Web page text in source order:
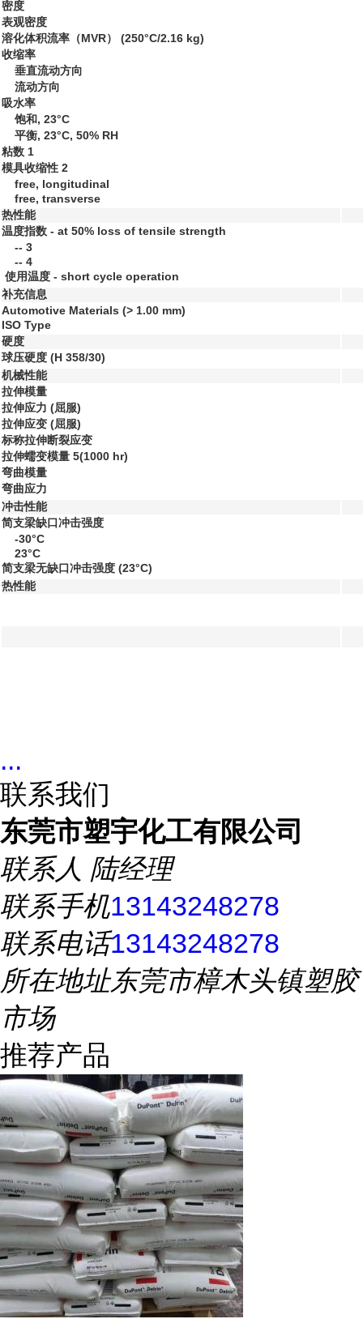
密度
表观密度
溶化体积流率（MVR） (250°C/2.16 kg)
收缩率
垂直流动方向
流动方向
吸水率
饱和, 23°C
平衡, 23°C, 50% RH
粘数 1
模具收缩性 2
free, longitudinal
free, transverse
热性能
温度指数 - at 50% loss of tensile strength
-- 3
-- 4
使用温度 - short cycle operation
补充信息
Automotive Materials (> 1.00 mm)
ISO Type
硬度
球压硬度 (H 358/30)
机械性能
拉伸模量
拉伸应力 (屈服)
拉伸应变 (屈服)
标称拉伸断裂应变
拉伸蠕变模量 5(1000 hr)
弯曲模量
弯曲应力
冲击性能
简支梁缺口冲击强度
-30°C
23°C
简支梁无缺口冲击强度 (23°C)
热性能
...
联系我们
东莞市塑宇化工有限公司
联系人 陆经理
联系手机13143248278
联系电话13143248278
所在地址东莞市樟木头镇塑胶
市场
推荐产品